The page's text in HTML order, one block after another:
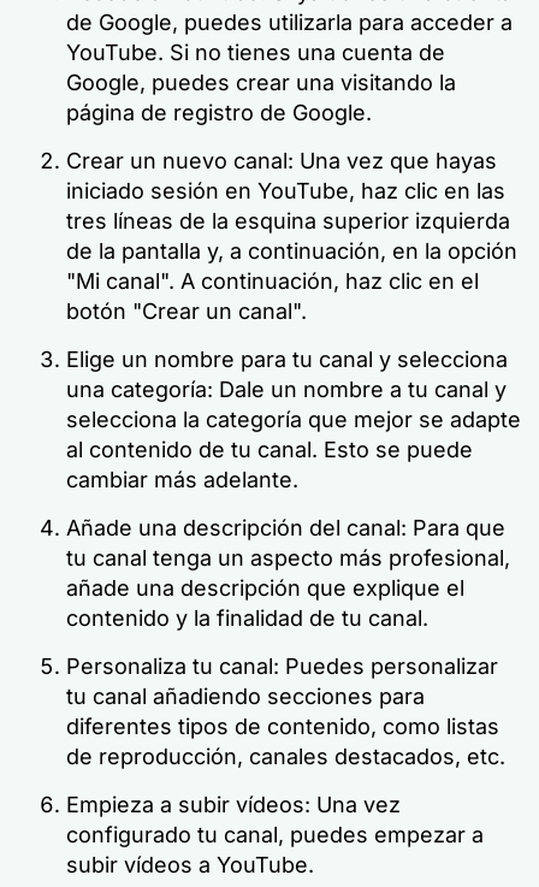
de Google, puedes utilizarla para acceder a
YouTube. Si no tienes una cuenta de
Google, puedes crear una visitando la
página de registro de Google.
Crear un nuevo canal: Una vez que hayas
iniciado sesión en YouTube, haz clic en las
tres líneas de la esquina superior izquierda
de la pantalla y, a continuación, en la opción
"Mi canal". A continuación, haz clic en el
botón "Crear un canal".
Elige un nombre para tu canal y selecciona
una categoría: Dale un nombre a tu canal y
selecciona la categoría que mejor se adapte
al contenido de tu canal. Esto se puede
cambiar más adelante.
Añade una descripción del canal: Para que
tu canal tenga un aspecto más profesional,
añade una descripción que explique el
contenido y la finalidad de tu canal.
Personaliza tu canal: Puedes personalizar
tu canal añadiendo secciones para
diferentes tipos de contenido, como listas
de reproducción, canales destacados, etc.
Empieza a subir vídeos: Una vez
configurado tu canal, puedes empezar a
subir vídeos a YouTube.